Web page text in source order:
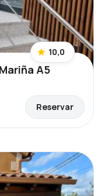
10,0
A5
Reservar